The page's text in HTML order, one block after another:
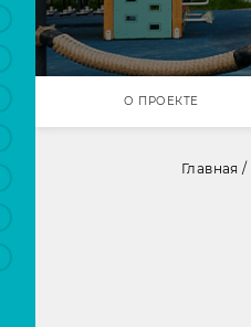
О ПРОЕКТЕ
Главная /